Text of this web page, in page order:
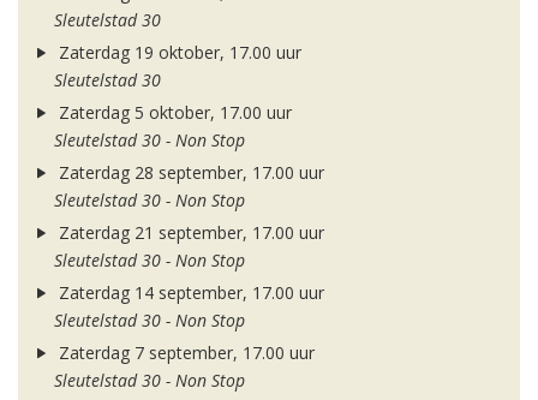
Sleutelstad 30
Zaterdag 19 oktober, 17.00 uur
Sleutelstad 30
Zaterdag 5 oktober, 17.00 uur
Sleutelstad 30 - Non Stop
Zaterdag 28 september, 17.00 uur
Sleutelstad 30 - Non Stop
Zaterdag 21 september, 17.00 uur
Sleutelstad 30 - Non Stop
Zaterdag 14 september, 17.00 uur
Sleutelstad 30 - Non Stop
Zaterdag 7 september, 17.00 uur
Sleutelstad 30 - Non Stop